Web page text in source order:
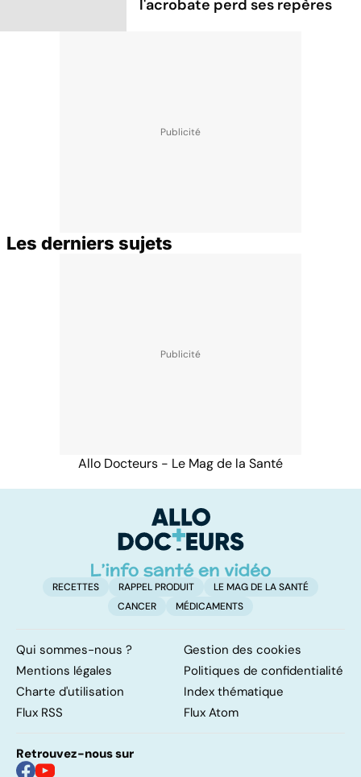
l'acrobate perd ses repères
Les derniers sujets
Allo Docteurs - Le Mag de la Santé
RECETTES RAPPEL PRODUIT
LE MAG DE LA SANTÉ
CANCER
MÉDICAMENTS
Qui sommes-nous ?
Gestion des cookies
Mentions légales
Politiques de confidentialité
Charte d'utilisation
Index thématique
Flux RSS
Flux Atom
Retrouvez-nous sur